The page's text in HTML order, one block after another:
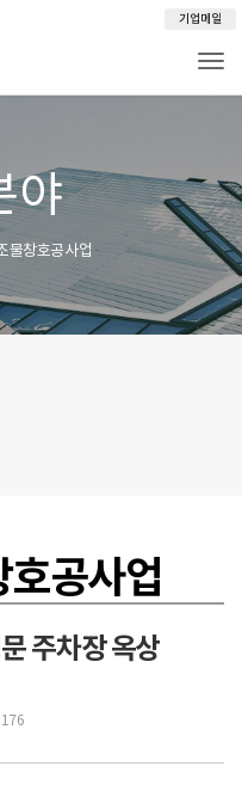
기업메일
야
물창호공사업
공사업
주차장 옥상
176